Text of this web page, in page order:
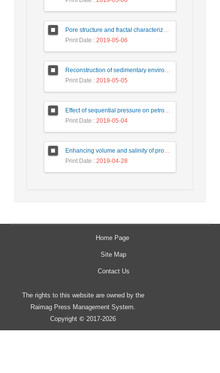
Pore structure and fractal characterization of Garau and Sargelu shales using low pressure nitrogen adsorption
Print Date : 2019-05-06
Reconstruction of sedimentary environment, and depositional sequences based on Microfacies of the Qom Formation in the Kahak area (Southwest of Qom city)
Print Date : 2019-05-05
Effect of sequential pressure on petrophysical properties of carbonate reservoir rocks
Print Date : 2019-05-04
Enhancing volume and salinity of production water in oil and gas wells, Case study: Mozduran gas reservoir
Print Date : 2019-04-28
Home Page
Site Map
Contact Us
The rights to this website are owned by the
Raimag Press Management System.
Copyright © 2017-2026